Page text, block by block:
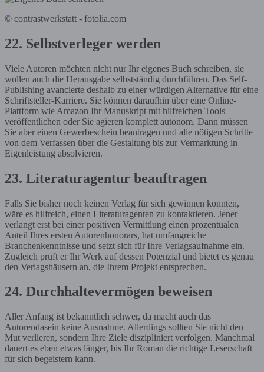
© contrastwerkstatt - fotolia.com
22. Selbstverleger werden
Viele Autoren möchten nicht nur Ihr eigenes Buch schreiben, sie
wollen auch die Herausgabe selbstständig durchführen. Das Self-
Publishing avancierte deshalb zu einer würdigen Alternative für eine
Schriftsteller-Karriere. Sie können daraufhin über eine Online-
Plattform wie Amazon Ihr Manuskript mit hilfreichen Tools
veröffentlichen oder Sie agieren komplett autonom. Dann müssen
Sie aber einen Gewerbeschein beantragen und alle nötigen Schritte
von dem Verfassen über die Gestaltung bis zur Vermarktung in
Eigenleistung absolvieren.
23. Literaturagentur beauftragen
Falls Sie bisher noch keinen Verlag für sich gewinnen konnten,
wäre es hilfreich, einen Literaturagenten zu kontaktieren. Jener
verlangt erst bei einer positiven Vermittlung einen prozentualen
Anteil Ihres ersten Autorenhonorars, hat umfangreiche
Branchenkenntnisse und setzt sich für Ihre Verlagsaufnahme ein.
Zugleich prüft er Ihr Werk auf dessen Potenzial und bietet es genau
den Verlagshäusern an, die Ihrem Projekt entsprechen.
24. Durchhaltevermögen beweisen
Aller Anfang ist bekanntlich schwer, da macht auch das
Autorendasein keine Ausnahme. Allerdings sollten Sie nicht den
Mut verlieren, sondern Ihre Ziele diszipliniert verfolgen. Manchmal
dauert es eben etwas länger, bis Ihr Roman die richtige Leserschaft
für sich begeistern kann.